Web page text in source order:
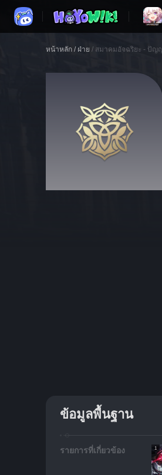
หน้าหลัก / ฝ่าย / สมาคมอัจฉริยะ - ปัญ
ข้อมูลพื้นฐาน
รายการที่เกี่ยวข้อง 1